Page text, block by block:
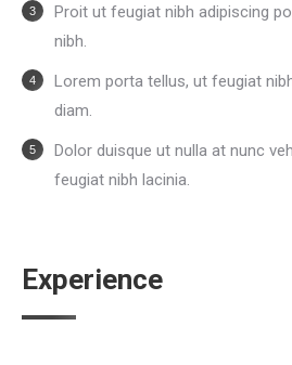
Proit ut feugiat nibh adipiscing
nibh.
Lorem porta tellus, ut feugiat
diam.
Dolor duisque ut nulla at nunc
feugiat nibh lacinia.
Experience